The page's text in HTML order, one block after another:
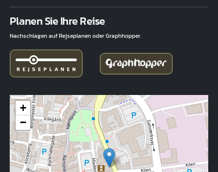
Planen Sie Ihre Reise
Nachschlagen auf Rejseplanen oder Graphhopper.
+
−